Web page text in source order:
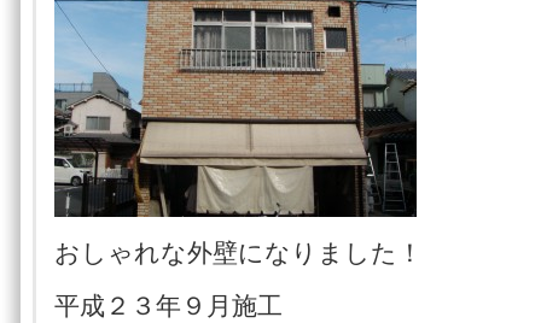
おしゃれな外壁になりました！
平成２３年９月施工